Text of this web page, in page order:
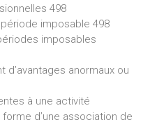
498
imposable 498
imposables
anormaux ou
à une activité
d’une association de